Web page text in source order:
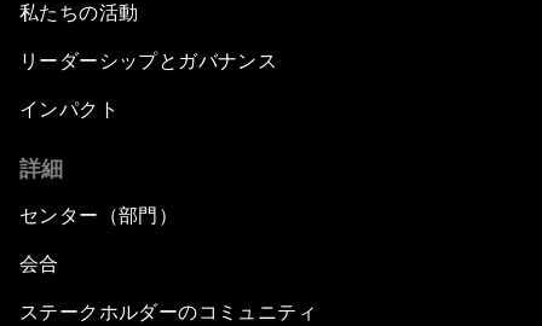
私たちの活動
リーダーシップとガバナンス
インパクト
詳細
センター（部門）
会合
ステークホルダーのコミュニティ